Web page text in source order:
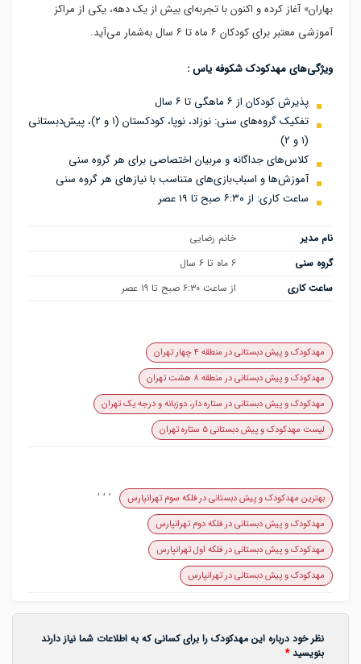
بهاران» آغاز کرده و اکنون با تجربه‌ای بیش از یک دهه، یکی از مراکز
آموزشی معتبر برای کودکان ۶ ماه تا ۶ سال به‌شمار می‌آید.
ویژگی‌های مهدکودک شکوفه یاس :
پذیرش کودکان از ۶ ماهگی تا ۶ سال
تفکیک گروه‌های سنی: نوزاد، نوپا، کودکستان (۱ و ۲)، پیش‌دبستانی
(۱ و ۲)
کلاس‌های جداگانه و مربیان اختصاصی برای هر گروه سنی
آموزش‌ها و اسباب‌بازی‌های متناسب با نیازهای هر گروه سنی
ساعت کاری: از ۶:۳۰ صبح تا ۱۹ عصر
نام مدیر
خانم رضایی
گروه سنی
۶ ماه تا ۶ سال
ساعت کاری
از ساعت ۶:۳۰ صبح تا ۱۹ عصر
مهدکودک و پیش دبستانی در منطقه ۴ چهار تهران
مهدکودک و پیش دبستانی در منطقه ۸ هشت تهران
مهدکودک و پیش دبستانی در ستاره دار، دوزبانه و درجه یک تهران
لیست مهدکودک و پیش دبستانی ۵ ستاره تهران
بهترین مهدکودک و پیش دبستانی در فلکه سوم تهرانپارس ,
مهدکودک و پیش دبستانی در تهرانپارس
,
مهدکودک و پیش دبستانی در فلکه اول تهرانپارس
,
مهدکودک و پیش دبستانی در فلکه دوم تهرانپارس
نظر خود درباره این مهدکودک را برای کسانی که به اطلاعات شما نیاز دارند
بنویسید*